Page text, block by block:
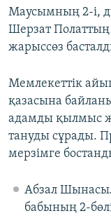
Маусымның 2-і,
Шерзат Полаттың
жарыссөз
Мемлекеттік
қазасына
адамды қылмыс
тануды сұрады.
мерзімге
Абзал
бабының 2-